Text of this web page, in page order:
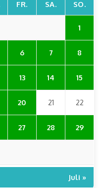
FR. SA. SO.
1
6 7 8
13 14 15
20 21 22
27 28 29
Juli »